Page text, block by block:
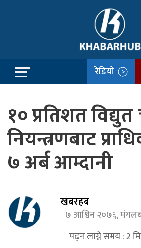
रेडियो
१० प्रतिशत
नियन्त्रणबाट
७ अर्ब आम्दानी
खबरहब
७ आश्विन २०७६,
पढ्न लाग्ने समय :2